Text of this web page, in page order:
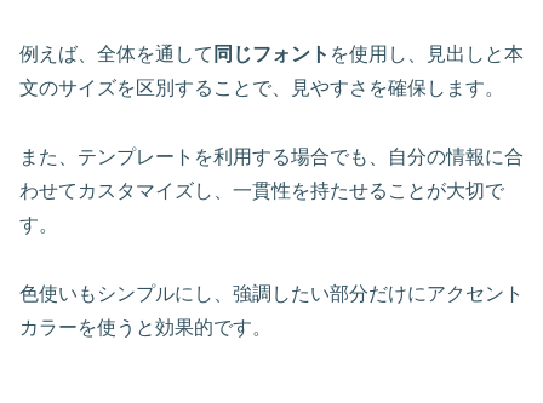
例えば、全体を通して 同じフォント を使用し、見出しと本
文のサイズを区別することで、見やすさを確保します。
また、テンプレートを利用する場合でも、自分の情報に合
わせてカスタマイズし、一貫性を持たせることが大切で
す。
色使いもシンプルにし、強調したい部分だけにアクセント
カラーを使うと効果的です。